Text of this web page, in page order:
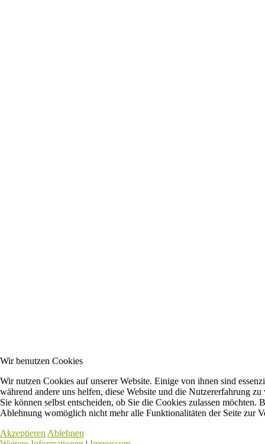
Wir benutzen Cookies
Wir nutzen Cookies auf unserer Website. Einige von ihnen sind
während andere uns helfen, diese Website und die Nutzererfahrung
Sie können selbst entscheiden, ob Sie die Cookies zulassen möchten.
Ablehnung womöglich nicht mehr alle Funktionalitäten der Seite zur
Akzeptieren Ablehnen